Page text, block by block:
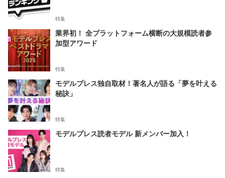
特集
業界初！ 全プラットフォーム横断の大規模読者参
加型アワード
特集
モデルプレス独自取材！著名人が語る「夢を叶える
秘訣」
特集
モデルプレス読者モデル 新メンバー加入！
特集